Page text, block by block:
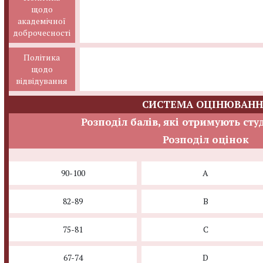
щодо
академічної
доброчесності
Політика
щодо
відвідування
СИСТЕМА
Розподіл балів, які отримують
Розподіл оцінок
90-100 A
82-89 B
75-81 C
67-74 D